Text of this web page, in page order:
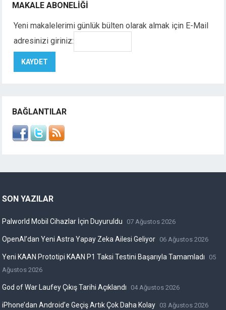
MAKALE ABONELIĞI
Yeni makalelerimi günlük bülten olarak almak için E-Mail
adresinizi giriniz:
BAĞLANTILAR
SON YAZILAR
Palworld Mobil Cihazlar İçin Duyuruldu 07 Ağustos 2026
OpenAI’dan Yeni Astra Yapay Zeka Ailesi Geliyor 06 Ağustos 2026
Yeni KAAN Prototipi KAAN P1 Taksi Testini Başarıyla Tamamladı
05
Ağustos 2026
God of War Laufey Çıkış Tarihi Açıklandı 04 Ağustos 2026
iPhone’dan Android’e Geçiş Artık Çok Daha Kolay 03 Ağustos 2026